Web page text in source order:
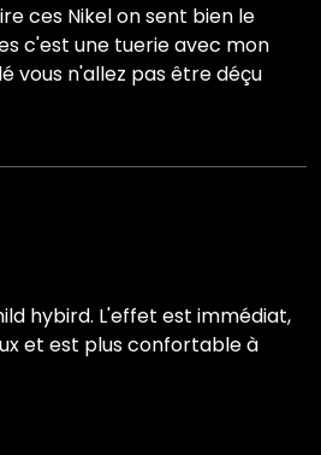
ces Nikel on sent bien le
c'est une tuerie avec mon
vous n'allez pas être déçu
hybird. L'effet est immédiat,
et est plus confortable à